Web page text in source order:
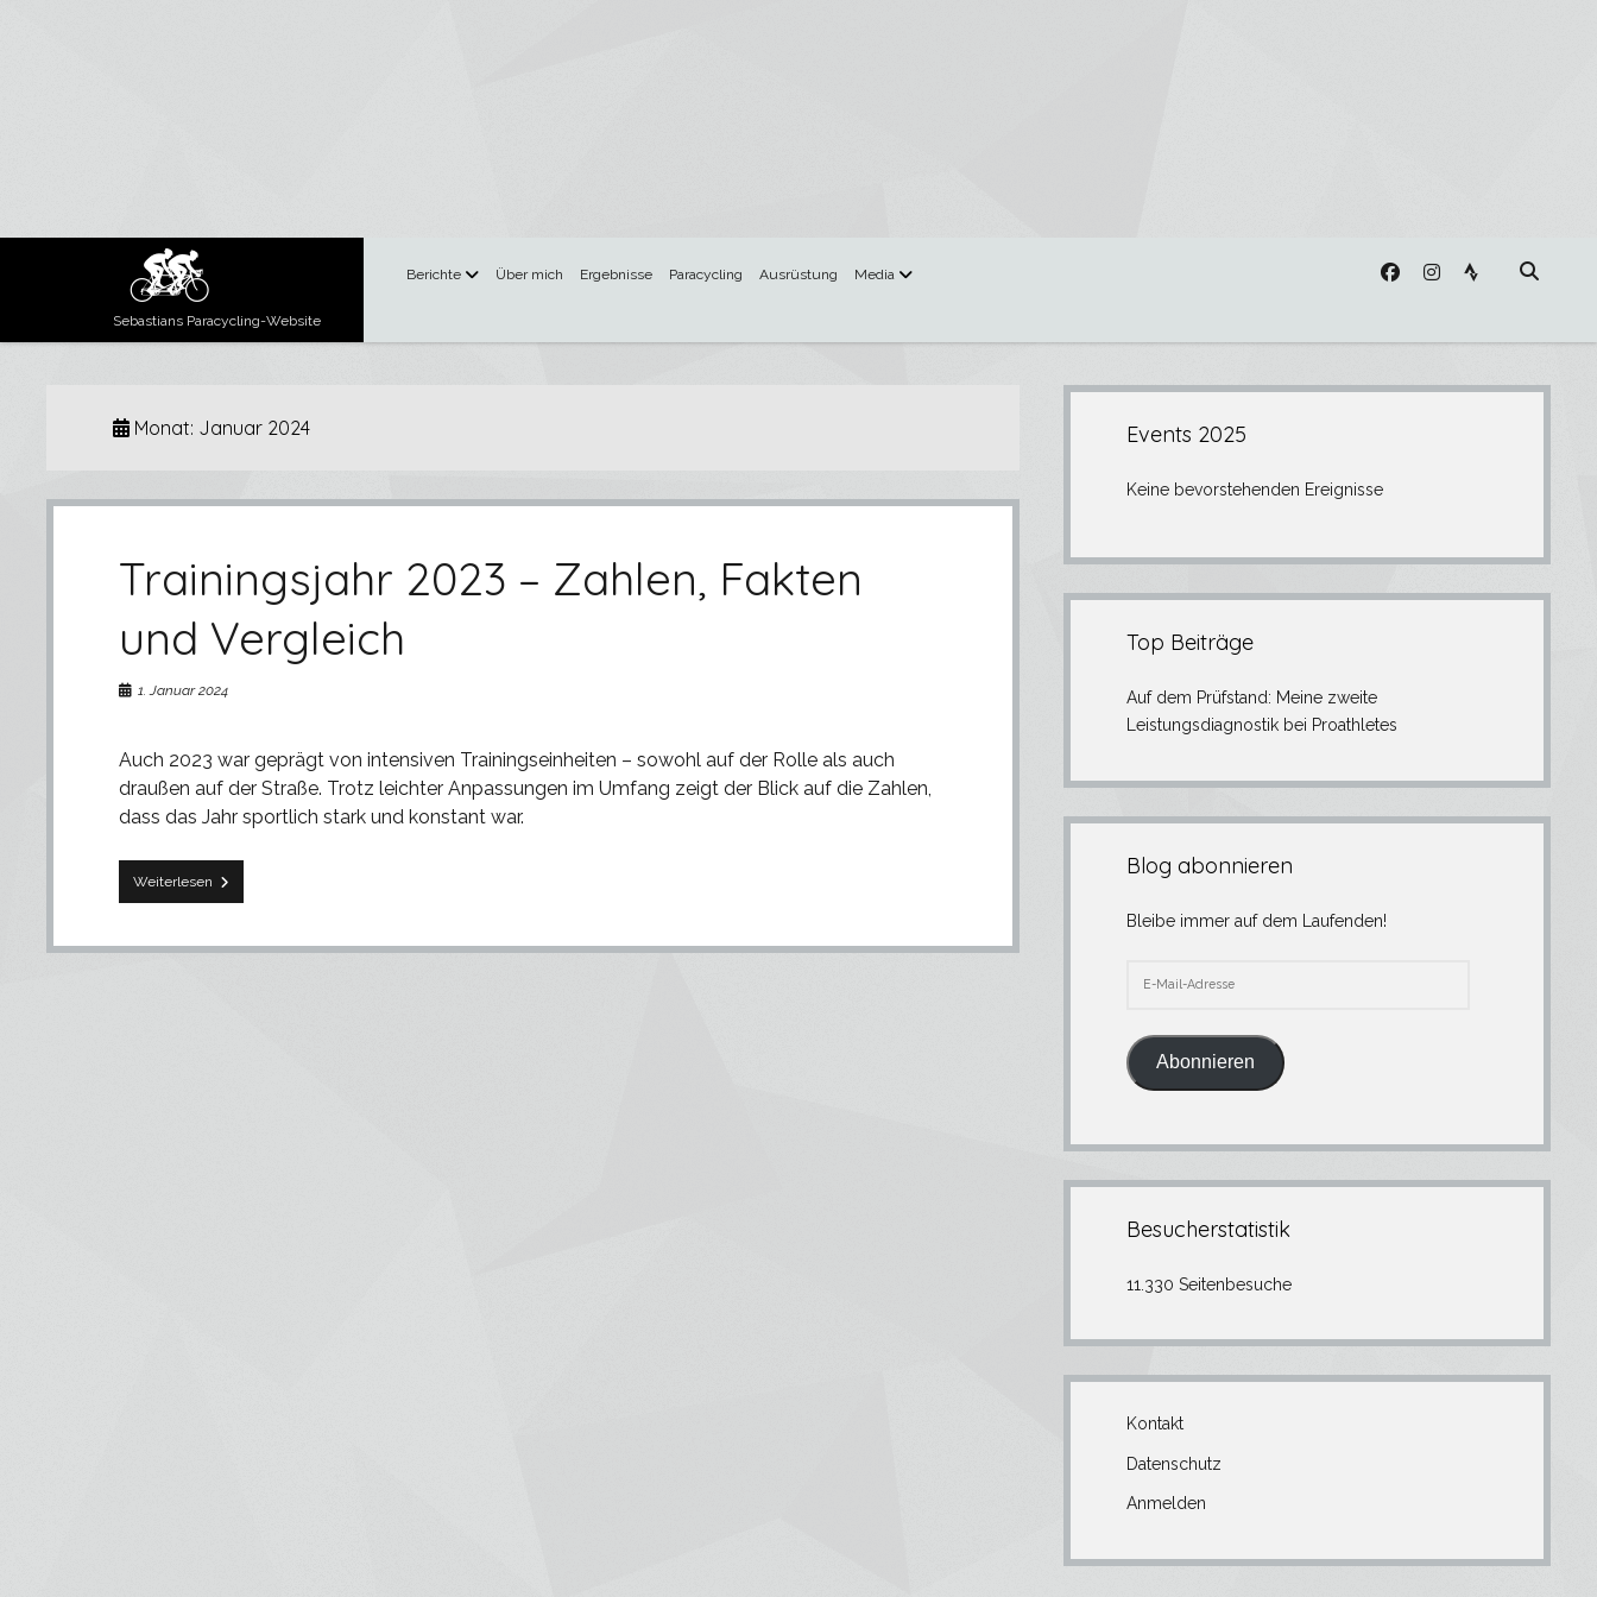
Sebastians Paracycling-Website
Berichte MenüÜber mich Ergebnisse Paracycling Ausrüstung Media Menü
facebookinstagram
strava
Monat: Januar 2024
Trainingsjahr 2023 – Zahlen, Fakten
und Vergleich
1. Januar 2024
Auch 2023 war geprägt von intensiven Trainingseinheiten – sowohl auf der Rolle als auch
draußen auf der Straße. Trotz leichter Anpassungen im Umfang zeigt der Blick auf die Zahlen,
dass das Jahr sportlich stark und konstant war.
Weiterlesen Trainingsjahr
2023
Zahlen,
Seitenleiste
Events 2025
Keine bevorstehenden Ereignisse
Top Beiträge
Auf dem Prüfstand: Meine zweite
Leistungsdiagnostik bei Proathletes
Blog abonnieren
Bleibe immer auf dem Laufenden!
Abonnieren
Besucherstatistik
11.330 Seitenbesuche
Kontakt
Datenschutz
Anmelden